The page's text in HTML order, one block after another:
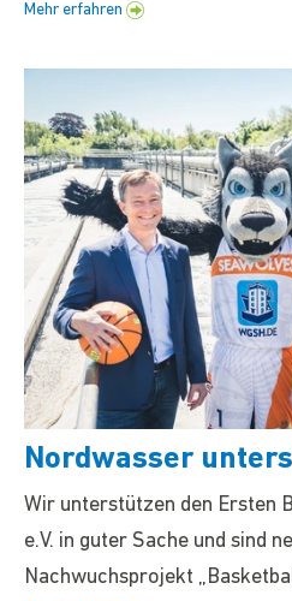
Mehr erfahren
Nordwasser
Wir unterstützen den Ersten
e.V. in guter Sache und sind
Nachwuchsprojekt